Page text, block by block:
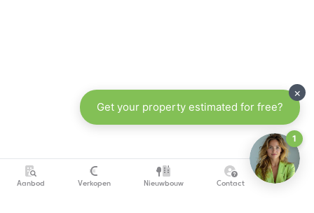
Aanbod Verkopen Nieuwbouw Contact